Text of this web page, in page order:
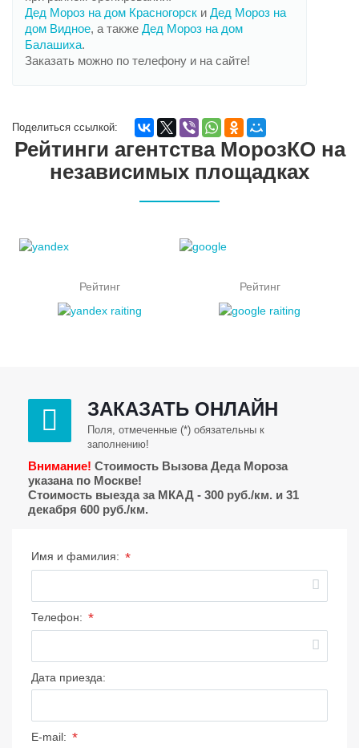
Дед Мороз на дом Красногорск и Дед Мороз на
дом Видное, а также Дед Мороз на дом
Балашиха.
Заказать можно по телефону и на сайте!
Поделиться ссылкой:
Рейтинги агентства МорозКО на
независимых площадках
Рейтинг Рейтинг
ЗАКАЗАТЬ ОНЛАЙН
Поля, отмеченные (*) обязательны к
заполнению!
Внимание! Стоимость Вызова Деда Мороза
указана по Москве!
Стоимость выезда за МКАД - 300 руб./км. и 31
декабря 600 руб./км.
Имя и фамилия: *
Телефон: *
Дата приезда:
E-mail: *